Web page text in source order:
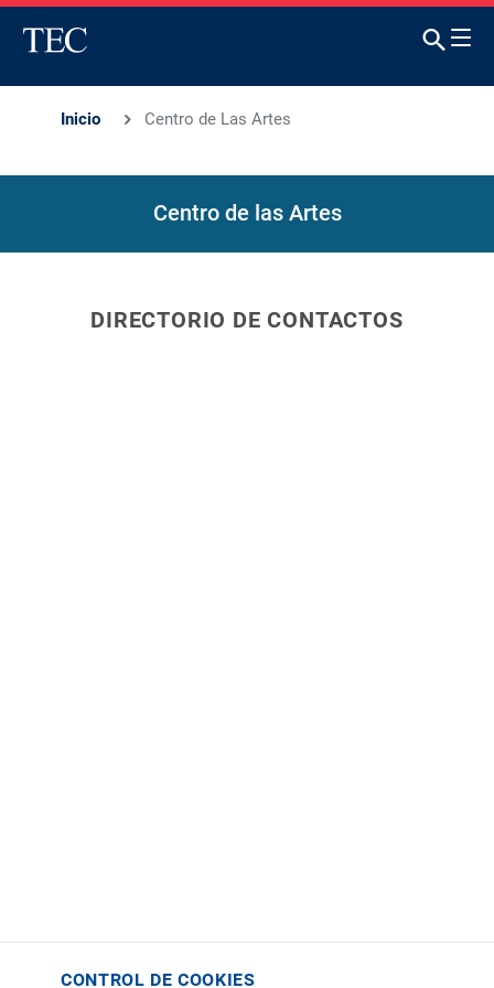
Inicio Centro de Las Artes
Centro de las Artes
DIRECTORIO DE CONTACTOS
CONTROL DE COOKIES